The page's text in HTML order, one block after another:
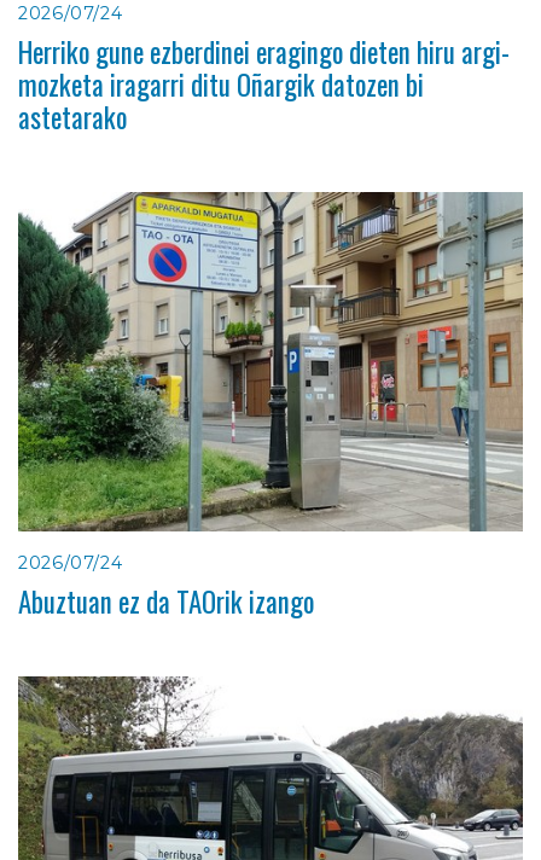
2026/07/24
Herriko gune ezberdinei eragingo dieten hiru argi-
mozketa iragarri ditu Oñargik datozen bi
astetarako
2026/07/24
Abuztuan ez da TAOrik izango